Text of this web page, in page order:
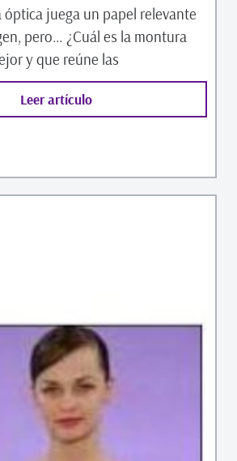
óptica juega un papel relevante
pero… ¿Cuál es la montura
y que reúne las
Leer artículo